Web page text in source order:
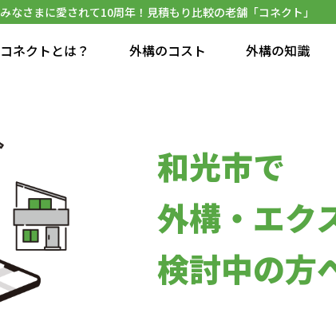
みなさまに愛されて10周年！見積もり比較の老舗「コネクト」
コネクトとは？ 外構のコスト 外構の知識
和光市で
外構・エク
検討中の方